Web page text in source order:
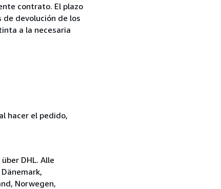
contrato. El plazo
devolución de los
a la necesaria
hacer el pedido,
DHL. Alle
Norwegen,